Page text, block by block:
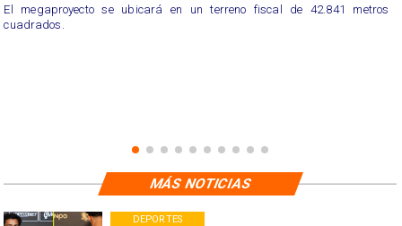
El megaproyecto se ubicará en un terreno fiscal de 42.841 metros
cuadrados.
DEPORTES
MÁS NOTICIAS